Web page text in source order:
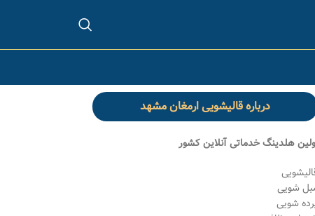
درباره قالیشویی ارمغان مشهد
هلدینگ خدماتی آنلاین کشور
شویی
شویی